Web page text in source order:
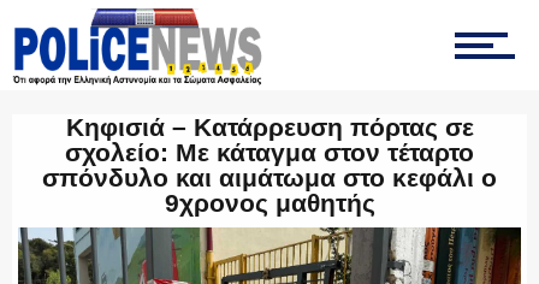
ΟΠΚΕ
Κηφισιά – Κατάρρευση πόρτας σε
σχολείο: Με κάταγμα στον τέταρτο
σπόνδυλο και αιμάτωμα στο κεφάλι ο
9χρονος μαθητής